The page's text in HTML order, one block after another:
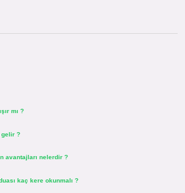
mı ?
gelir ?
avantajları nelerdir ?
kaç kere okunmalı ?